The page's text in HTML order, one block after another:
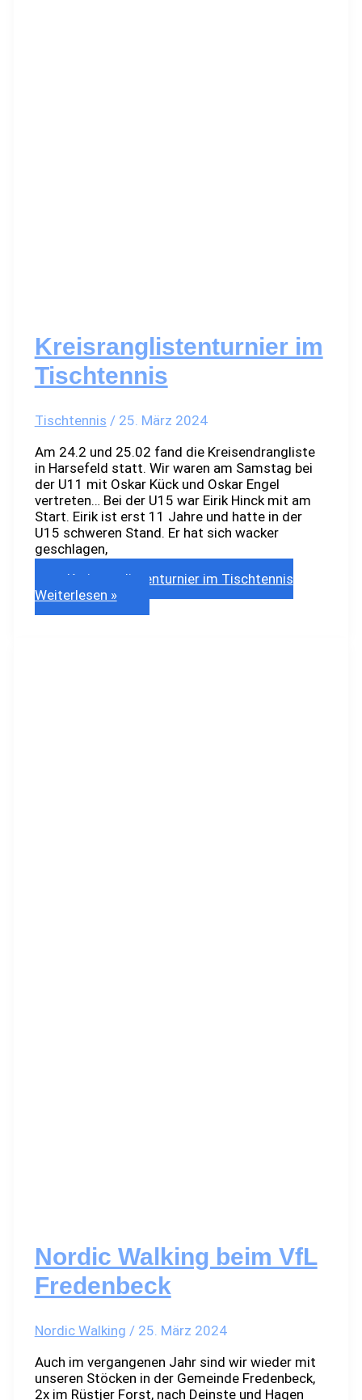
Kreisranglistenturnier im
Tischtennis
Tischtennis / 25. März 2024
Am 24.2 und 25.02 fand die Kreisendrangliste
in Harsefeld statt. Wir waren am Samstag bei
der U11 mit Oskar Kück und Oskar Engel
vertreten… Bei der U15 war Eirik Hinck mit am
Start. Eirik ist erst 11 Jahre und hatte in der
U15 schweren Stand. Er hat sich wacker
geschlagen,
Kreisranglistenturnier im Tischtennis
Weiterlesen »
Nordic Walking beim VfL
Fredenbeck
Nordic Walking / 25. März 2024
Auch im vergangenen Jahr sind wir wieder mit
unseren Stöcken in der Gemeinde Fredenbeck,
2x im Rüstjer Forst, nach Deinste und Hagen